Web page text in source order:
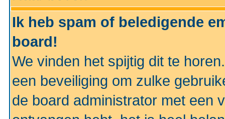
Ik heb spam of beledigende
board!
We vinden het spijtig dit te
een beveiliging om zulke
de board administrator met een